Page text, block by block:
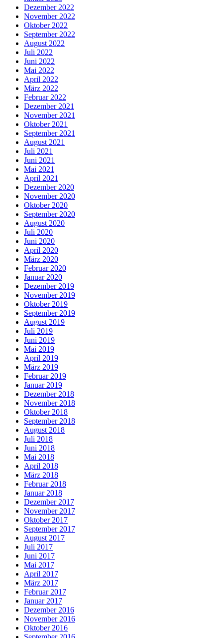
Dezember 2022
November 2022
Oktober 2022
September 2022
August 2022
Juli 2022
Juni 2022
Mai 2022
April 2022
März 2022
Februar 2022
Dezember 2021
November 2021
Oktober 2021
September 2021
August 2021
Juli 2021
Juni 2021
Mai 2021
April 2021
Dezember 2020
November 2020
Oktober 2020
September 2020
August 2020
Juli 2020
Juni 2020
April 2020
März 2020
Februar 2020
Januar 2020
Dezember 2019
November 2019
Oktober 2019
September 2019
August 2019
Juli 2019
Juni 2019
Mai 2019
April 2019
März 2019
Februar 2019
Januar 2019
Dezember 2018
November 2018
Oktober 2018
September 2018
August 2018
Juli 2018
Juni 2018
Mai 2018
April 2018
März 2018
Februar 2018
Januar 2018
Dezember 2017
November 2017
Oktober 2017
September 2017
August 2017
Juli 2017
Juni 2017
Mai 2017
April 2017
März 2017
Februar 2017
Januar 2017
Dezember 2016
November 2016
Oktober 2016